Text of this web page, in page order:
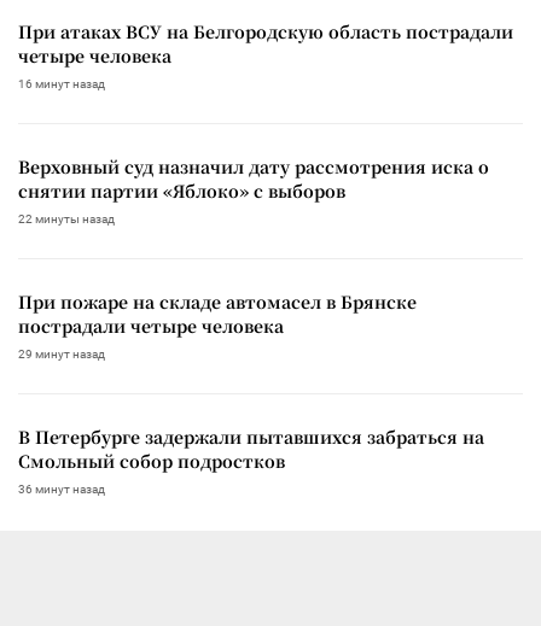
При атаках ВСУ на Белгородскую область пострадали
четыре человека
16 минут назад
Верховный суд назначил дату рассмотрения иска о
снятии партии «Яблоко» с выборов
22 минуты назад
При пожаре на складе автомасел в Брянске
пострадали четыре человека
29 минут назад
В Петербурге задержали пытавшихся забраться на
Смольный собор подростков
36 минут назад